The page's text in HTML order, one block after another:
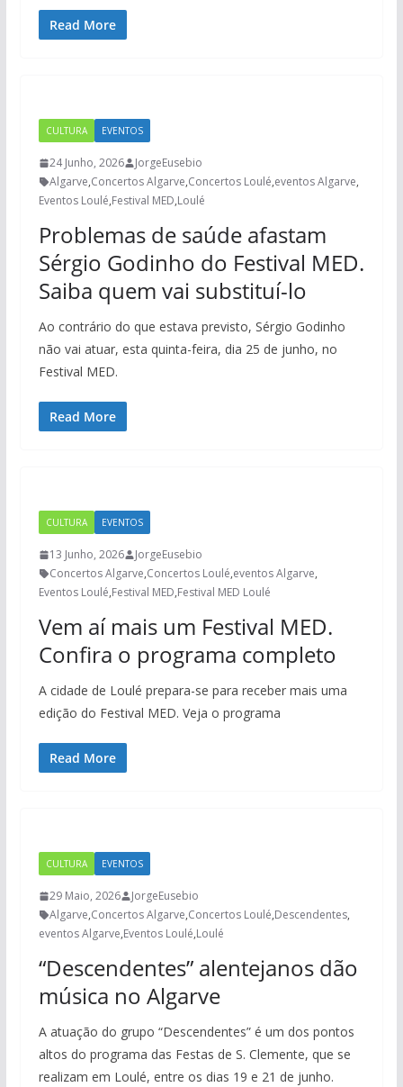
Read More
CULTURA EVENTOS
24 Junho, 2026
JorgeEusebio
Algarve,Concertos Algarve,Concertos Loulé,eventos Algarve,
Eventos Loulé,Festival MED,Loulé
Problemas de saúde afastam
Sérgio Godinho do Festival MED.
Saiba quem vai substituí-lo
Ao contrário do que estava previsto, Sérgio Godinho
não vai atuar, esta quinta-feira, dia 25 de junho, no
Festival MED.
Read More
CULTURA EVENTOS
13 Junho, 2026
JorgeEusebio
Concertos Algarve,Concertos Loulé,eventos Algarve,
Eventos Loulé,Festival MED,Festival MED Loulé
Vem aí mais um Festival MED.
Confira o programa completo
A cidade de Loulé prepara-se para receber mais uma
edição do Festival MED. Veja o programa
Read More
CULTURA EVENTOS
29 Maio, 2026
JorgeEusebio
Algarve,Concertos Algarve,Concertos Loulé,Descendentes,
eventos Algarve,Eventos Loulé,Loulé
“Descendentes” alentejanos dão
música no Algarve
A atuação do grupo “Descendentes” é um dos pontos
altos do programa das Festas de S. Clemente, que se
realizam em Loulé, entre os dias 19 e 21 de junho.